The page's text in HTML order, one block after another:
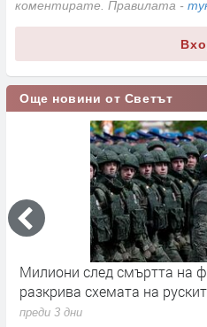
коментирате. Правилата -
Още новини от Светът
Германските
влияние